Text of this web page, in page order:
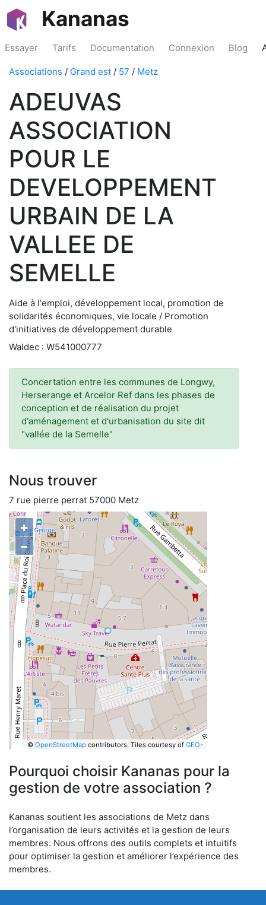
Kananas
Essayer Tarifs Documentation Connexion Blog
Associations / Grand est / 57 / Metz
ADEUVAS
ASSOCIATION
POUR LE
DEVELOPPEMENT
URBAIN DE LA
VALLEE DE
SEMELLE
Aide à l'emploi, développement local, promotion de
solidarités économiques, vie locale / Promotion
d'initiatives de développement durable
Waldec : W541000777
Concertation entre les communes de Longwy,
Herserange et Arcelor Ref dans les phases de
conception et de réalisation du projet
d'aménagement et d'urbanisation du site dit
"vallée de la Semelle"
Nous trouver
7 rue pierre perrat 57000 Metz
+
−
© OpenStreetMapcontributors. Tiles courtesy of GEO-
Pourquoi choisir Kananas pour la
gestion de votre association ?
Kananas soutient les associations de Metz dans
l’organisation de leurs activités et la gestion de leurs
membres. Nous offrons des outils complets et intuitifs
pour optimiser la gestion et améliorer l’expérience des
membres.